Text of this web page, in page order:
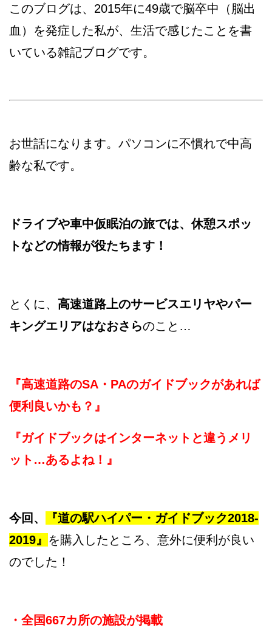
このブログは、2015年に49歳で脳卒中（脳出
血）を発症した私が、生活で感じたことを書
いている雑記ブログです。
お世話になります。パソコンに不慣れで中高
齢な私です。
ドライブや車中仮眠泊の旅では、休憩スポッ
トなどの情報が役たちます！
とくに、 高速道路上のサービスエリヤやパー
キングエリアはなおさらのこと…
『高速道路のSA・PAのガイドブックがあれば
便利良いかも？』
『ガイドブックはインターネットと違うメリ
ット…あるよね！』
今回、
『道の駅ハイパー・ガイドブック2018-
2019』 を購入したところ、意外に便利が良い
のでした！
・全国667カ所の施設が掲載